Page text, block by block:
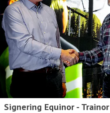
Signering Equinor - Trainor